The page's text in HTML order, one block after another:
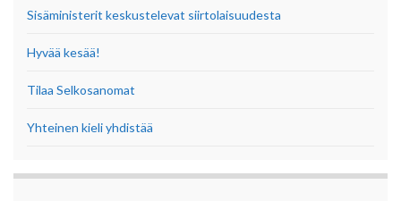
Sisäministerit keskustelevat siirtolaisuudesta
Hyvää kesää!
Tilaa Selkosanomat
Yhteinen kieli yhdistää